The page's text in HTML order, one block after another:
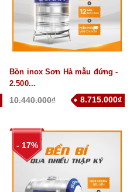
Bồn inox Sơn Hà mẫu đứng -
2.500...
10.440.000₫ 8.715.000₫
- 17%